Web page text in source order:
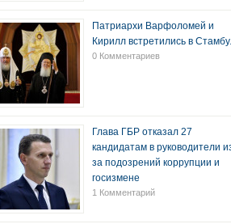
Патриархи Варфоломей и
Кирилл встретились в
0 Комментариев
Глава ГБР отказал 27
кандидатам в руководители
за подозрений коррупции и
госизмене
1 Комментарий